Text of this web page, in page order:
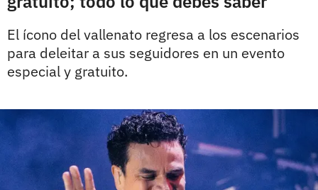
El ícono del vallenato regresa a los escenarios
para deleitar a sus seguidores en un evento
especial y gratuito.